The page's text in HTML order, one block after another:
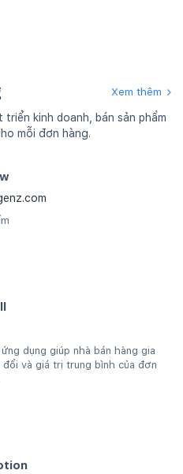
Xem thêm
kinh doanh, bán sản phẩm
mỗi đơn hàng.
dụng giúp nhà bán hàng gia
và giá trị trung bình của đơn